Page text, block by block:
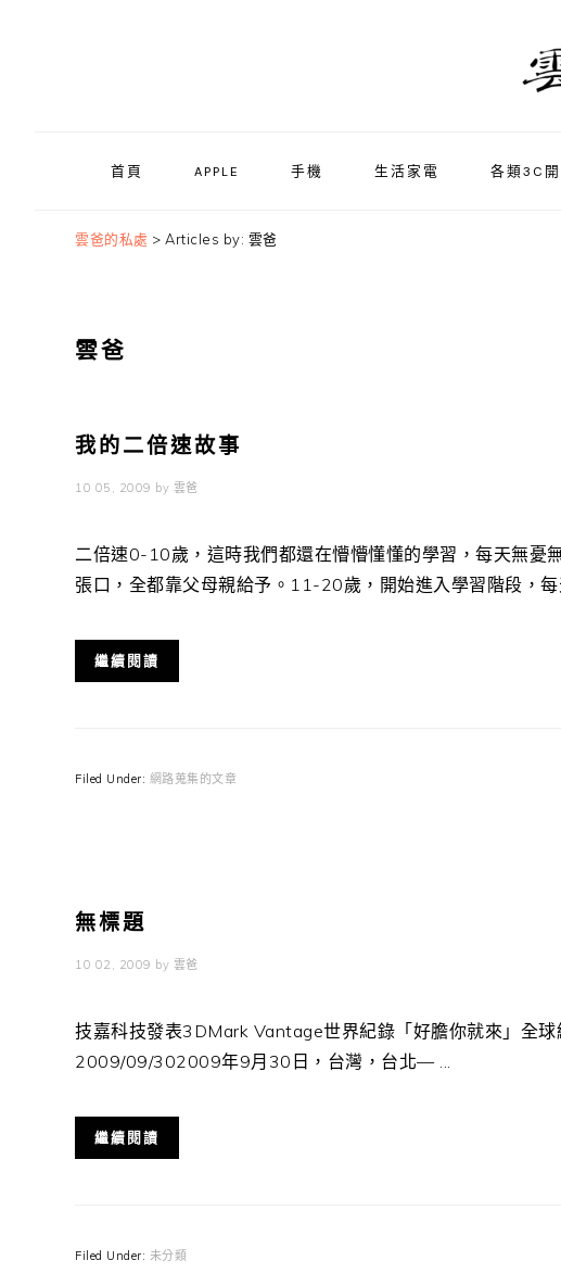
首頁 APPLE 手機 生活家電 各類3C
雲爸的私處 > Articles by: 雲爸
雲爸
我的二倍速故事
10 05, 2009 by 雲爸
二倍速0-10歲，這時我們都還在懵懵懂懂的學習，每天無憂
張口，全都靠父母親給予。11-20歲，開始進入學習階段，每
繼續閱讀
Filed Under: 網路蒐集的文章
無標題
10 02, 2009 by 雲爸
技嘉科技發表3DMark Vantage世界紀錄「好膽你就來」全
2009/09/302009年9月30日，台灣，台北— ...
繼續閱讀
Filed Under: 未分類